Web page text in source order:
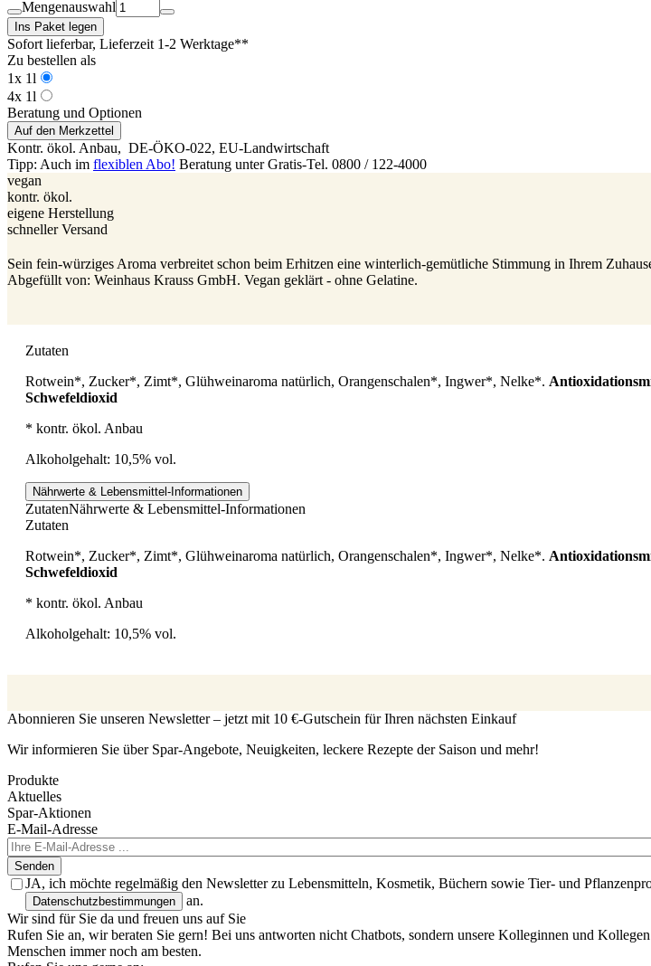
Mengenauswahl
Ins Paket legen
Sofort lieferbar, Lieferzeit 1-2 Werktage**
Zu bestellen als
1x 1l
4x 1l
Beratung und Optionen
Auf den Merkzettel
Kontr. ökol. Anbau, DE-ÖKO-022, EU-Landwirtschaft
Tipp: Auch im flexiblen Abo! Beratung unter Gratis-Tel. 0800 / 122-4000
vegan
kontr. ökol.
eigene Herstellung
schneller Versand
Sein fein-würziges Aroma verbreitet schon beim Erhitzen eine winterlich-gemütliche Stimmung in Ihrem
Abgefüllt von: Weinhaus Krauss GmbH. Vegan geklärt - ohne Gelatine.
Zutaten
Rotwein*, Zucker*, Zimt*, Glühweinaroma natürlich, Orangenschalen*, Ingwer*, Nelke*.
Schwefeldioxid
* kontr. ökol. Anbau
Alkoholgehalt: 10,5% vol.
Nährwerte & Lebensmittel-Informationen
ZutatenNährwerte & Lebensmittel-Informationen
Zutaten
Rotwein*, Zucker*, Zimt*, Glühweinaroma natürlich, Orangenschalen*, Ingwer*, Nelke*.
Schwefeldioxid
* kontr. ökol. Anbau
Alkoholgehalt: 10,5% vol.
Abonnieren Sie unseren Newsletter – jetzt mit 10 €-Gutschein für Ihren nächsten Einkauf
Wir informieren Sie über Spar-Angebote, Neuigkeiten, leckere Rezepte der Saison und mehr!
Produkte
Aktuelles
Spar-Aktionen
E-Mail-Adresse
Senden
JA, ich möchte regelmäßig den Newsletter zu Lebensmitteln, Kosmetik, Büchern sowie Tier- und
Datenschutzbestimmungen
an.
Wir sind für Sie da und freuen uns auf Sie
Rufen Sie an, wir beraten Sie gern! Bei uns antworten nicht Chatbots, sondern unsere Kolleginnen und
Menschen immer noch am besten.